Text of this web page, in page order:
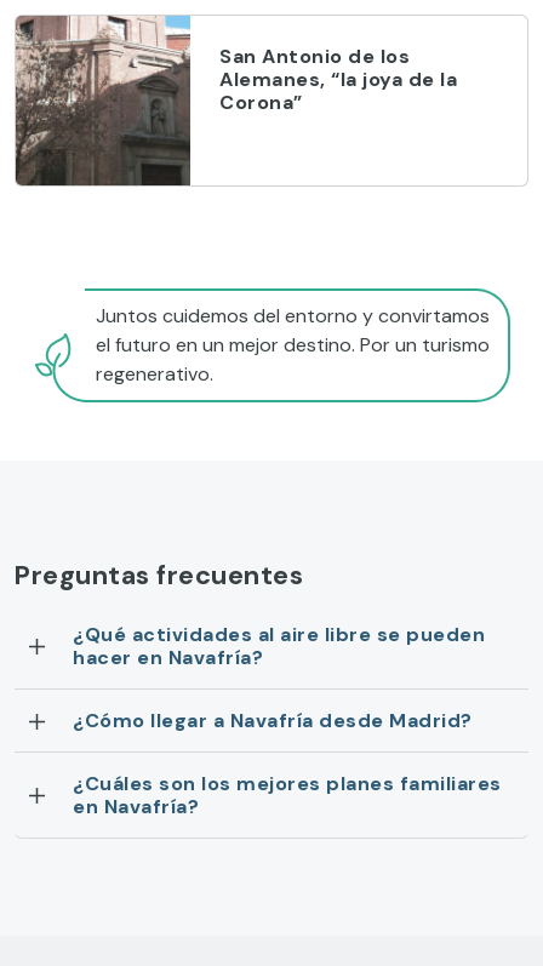
San Antonio de los
Alemanes, “la joya de la
Corona”
Juntos cuidemos del entorno y convirtamos
el futuro en un mejor destino. Por un turismo
regenerativo.
Preguntas frecuentes
¿Qué actividades al aire libre se pueden
hacer en Navafría?
¿Cómo llegar a Navafría desde Madrid?
¿Cuáles son los mejores planes familiares
en Navafría?